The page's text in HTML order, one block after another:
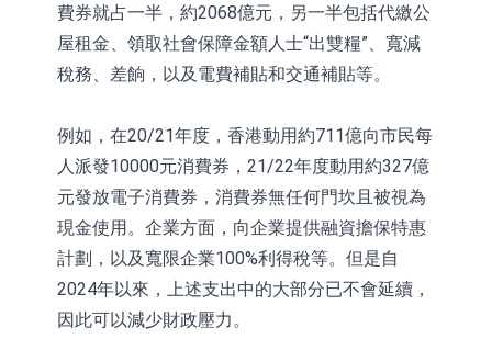
費券就占一半，約2068億元，另一半包括代繳公
屋租金、領取社會保障金額人士“出雙糧”、寬減
稅務、差餉，以及電費補貼和交通補貼等。
例如，在20/21年度，香港動用約711億向市民每
人派發10000元消費券，21/22年度動用約327億
元發放電子消費券，消費券無任何門坎且被視為
現金使用。企業方面，向企業提供融資擔保特惠
計劃，以及寬限企業100%利得稅等。但是自
2024年以來，上述支出中的大部分已不會延續，
因此可以減少財政壓力。